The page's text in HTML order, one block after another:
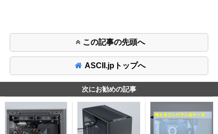
この記事の先頭へ
ASCII.jpトップへ
次にお勧めの記事